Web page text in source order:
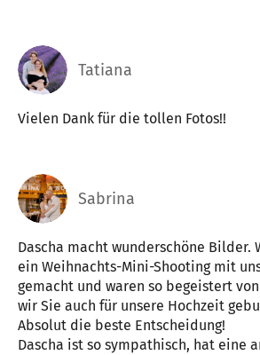
Tatiana
Vielen Dank für die tollen Fotos!!
Sabrina
Dascha macht wunderschöne Bilder.
ein Weihnachts-Mini-Shooting mit
gemacht und waren so begeistert
wir Sie auch für unsere Hochzeit
Absolut die beste Entscheidung!
Dascha ist so sympathisch, hat eine